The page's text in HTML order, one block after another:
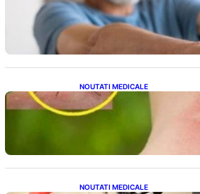
Patru exerciții simple
tensiunii arteriale la
NOUTATI MEDICALE
Cum bacteriile pielii
țânțarilor: O nouă
NOUTATI MEDICALE